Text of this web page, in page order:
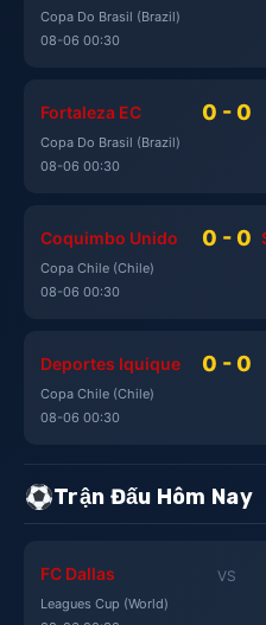
Copa Do Brasil (Brazil)
08-06 00:30
Fortaleza EC 0 - 0
Copa Do Brasil (Brazil)
08-06 00:30
Coquimbo Unido 0 - 0
Copa Chile (Chile)
08-06 00:30
Deportes Iquique 0 - 0
Copa Chile (Chile)
08-06 00:30
Trận Đấu Hôm Nay
FC Dallas VS
Leagues Cup (World)